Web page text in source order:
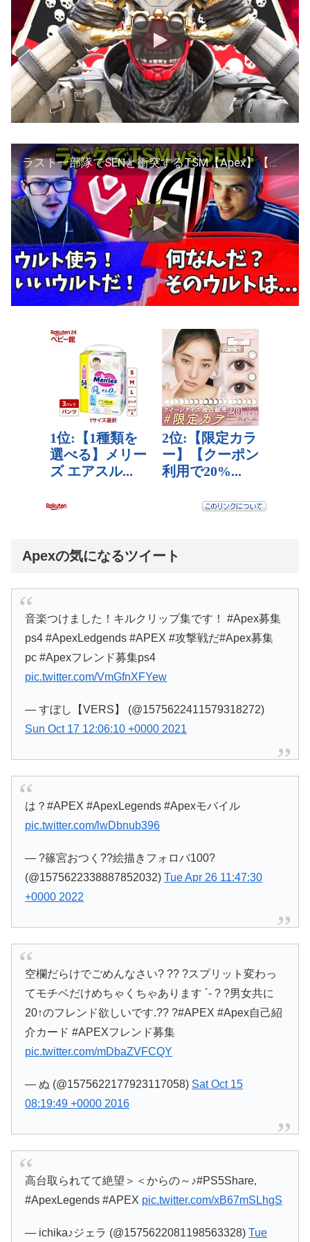
ラスト一部隊でSENと衝突するTSM【Apex】【日本語字幕】
Apexの気になるツイート
音楽つけました！キルクリップ集です！ #Apex募集
ps4 #ApexLedgends #APEX #攻撃戦だ#Apex募集
pc #Apexフレンド募集ps4
pic.twitter.com/VmGfnXFYew
— すぼし【VERS】 (@1575622411579318272)
Sun Oct 17 12:06:10 +0000 2021
は？#APEX #ApexLegends #Apexモバイル
pic.twitter.com/lwDbnub396
— ?篠宮おつく??絵描きフォロバ100?
(@1575622338887852032)Tue Apr 26 11:47:30
+0000 2022
空欄だらけでごめんなさい? ?? ?スプリット変わっ
てモチベだけめちゃくちゃあります ´- ? ?男女共に
20↑のフレンド欲しいです.?? ?#APEX #Apex自己紹
介カード #APEXフレンド募集
pic.twitter.com/mDbaZVFCQY
— ぬ (@1575622177923117058) Sat Oct 15
08:19:49 +0000 2016
高台取られてて絶望＞＜からの～♪#PS5Share,
#ApexLegends #APEX pic.twitter.com/xB67mSLhgS
— ichika♪ジェラ (@1575622081198563328)Tue